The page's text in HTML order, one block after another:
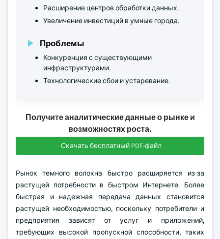
Расширение центров обработки данных.
Увеличение инвестиций в умные города.
Проблемы
Конкуренция с существующими
инфраструктурами.
Технологические сбои и устаревание.
Получите аналитические данные о рынке и
возможностях роста.
Скачать бесплатный PDF-файл
Рынок темного волокна быстро расширяется из-за
растущей потребности в быстром Интернете. Более
быстрая и надежная передача данных становится
растущей необходимостью, поскольку потребители и
предприятия зависят от услуг и приложений,
требующих высокой пропускной способности, таких